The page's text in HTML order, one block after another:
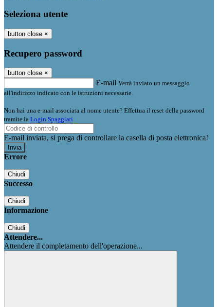
Seleziona utente
button close ×
Recupero password
button close ×
E-mail Verrà inviato un messaggio
all'indirizzo indicato con le istruzioni necessarie.
Non hai una e-mail associata al nome utente? Effettua il reset della password
tramite la Login Spaggiari
E-mail inviata, si prega di controllare la casella di posta elettronica!
Errore
Chiudi
Successo
Chiudi
Informazione
Chiudi
Attendere...
Attendere il completamento dell'operazione...